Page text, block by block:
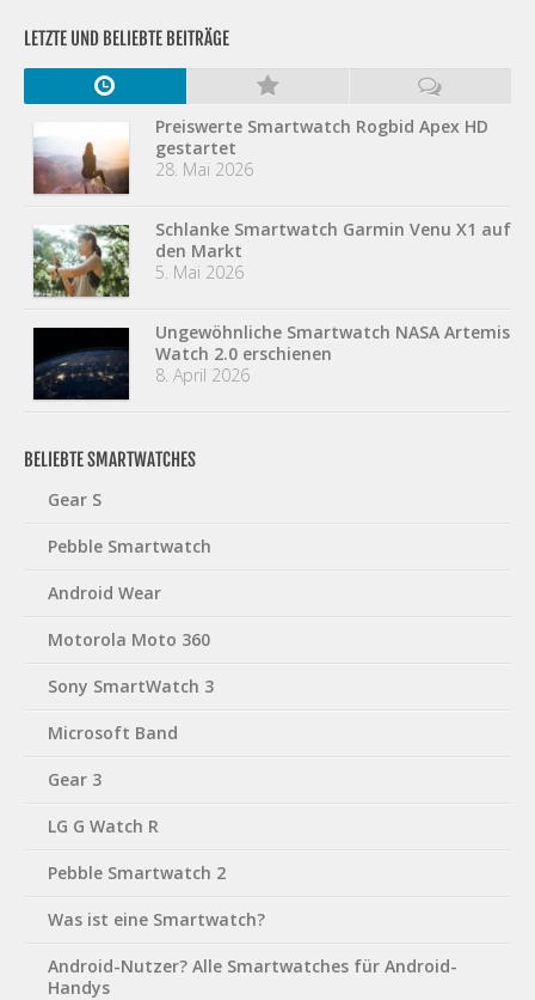
LETZTE UND BELIEBTE BEITRÄGE
Preiswerte Smartwatch Rogbid Apex HD
gestartet
28. Mai 2026
Schlanke Smartwatch Garmin Venu X1 auf
den Markt
5. Mai 2026
Ungewöhnliche Smartwatch NASA Artemis
Watch 2.0 erschienen
8. April 2026
BELIEBTE SMARTWATCHES
Gear S
Pebble Smartwatch
Android Wear
Motorola Moto 360
Sony SmartWatch 3
Microsoft Band
Gear 3
LG G Watch R
Pebble Smartwatch 2
Was ist eine Smartwatch?
Android-Nutzer? Alle Smartwatches für Android-
Handys